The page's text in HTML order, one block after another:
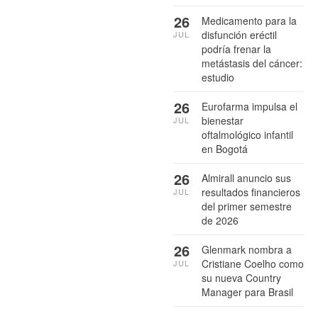
Medicamento para la
disfunción eréctil
podría frenar la
metástasis del cáncer:
estudio
26
JUL
Eurofarma impulsa el
bienestar
oftalmológico infantil
en Bogotá
26
JUL
Almirall anuncio sus
resultados financieros
del primer semestre
de 2026
26
JUL
Glenmark nombra a
Cristiane Coelho como
su nueva Country
Manager para Brasil
26
JUL